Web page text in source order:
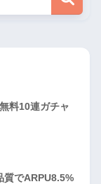
料10連ガチャ
でARPU8.5%